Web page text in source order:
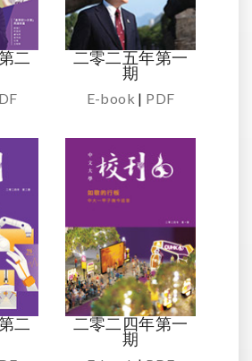
二
二零二五年第一
期
E-book | PDF
二
二零二四年第一
期